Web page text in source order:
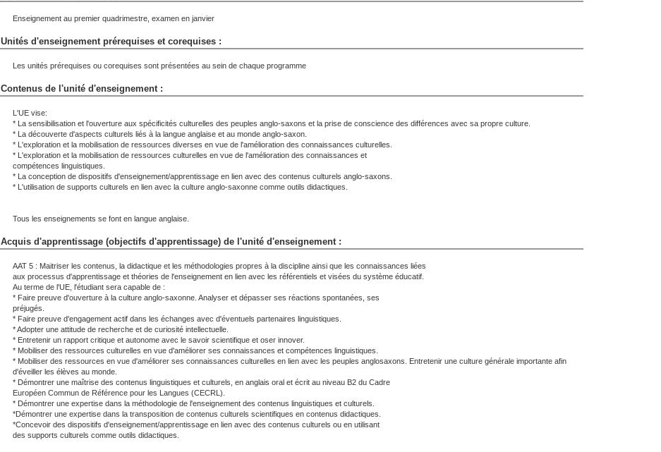
Enseignement au premier quadrimestre, examen en janvier
Unités d'enseignement prérequises et corequises :
Les unités prérequises ou corequises sont présentées au sein de chaque programme
Contenus de l'unité d'enseignement :
L'UE vise:
* La sensibilisation et l'ouverture aux spécificités culturelles des peuples anglo-saxons et la prise de conscience des différences avec sa propre culture.
* La découverte d'aspects culturels liés à la langue anglaise et au monde anglo-saxon.
* L'exploration et la mobilisation de ressources diverses en vue de l'amélioration des connaissances culturelles.
* L'exploration et la mobilisation de ressources culturelles en vue de l'amélioration des connaissances et
compétences linguistiques.
* La conception de dispositifs d'enseignement/apprentissage en lien avec des contenus culturels anglo-saxons.
* L'utilisation de supports culturels en lien avec la culture anglo-saxonne comme outils didactiques.
Tous les enseignements se font en langue anglaise.
Acquis d'apprentissage (objectifs d'apprentissage) de l'unité d'enseignement :
AAT 5 : Maitriser les contenus, la didactique et les méthodologies propres à la discipline ainsi que les connaissances liées
aux processus d'apprentissage et théories de l'enseignement en lien avec les référentiels et visées du système éducatif.
Au terme de l'UE, l'étudiant sera capable de :
* Faire preuve d'ouverture à la culture anglo-saxonne. Analyser et dépasser ses réactions spontanées, ses
préjugés.
* Faire preuve d'engagement actif dans les échanges avec d'éventuels partenaires linguistiques.
* Adopter une attitude de recherche et de curiosité intellectuelle.
* Entretenir un rapport critique et autonome avec le savoir scientifique et oser innover.
* Mobiliser des ressources culturelles en vue d'améliorer ses connaissances et compétences linguistiques.
* Mobiliser des ressources en vue d'améliorer ses connaissances culturelles en lien avec les peuples anglosaxons. Entretenir une culture générale importante afin
d'éveiller les élèves au monde.
* Démontrer une maîtrise des contenus linguistiques et culturels, en anglais oral et écrit au niveau B2 du Cadre
Européen Commun de Référence pour les Langues (CECRL).
* Démontrer une expertise dans la méthodologie de l'enseignement des contenus linguistiques et culturels.
*Démontrer une expertise dans la transposition de contenus culturels scientifiques en contenus didactiques.
*Concevoir des dispositifs d'enseignement/apprentissage en lien avec des contenus culturels ou en utilisant
des supports culturels comme outils didactiques.